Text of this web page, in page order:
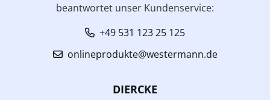
beantwortet unser Kundenservice:
+49 531 123 25 125
onlineprodukte@westermann.de
DIERCKE